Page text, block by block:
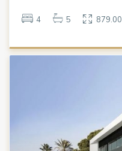
4 5 879.00